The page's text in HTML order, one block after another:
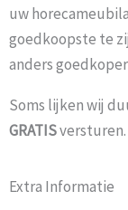
uw
goedkoopste te
anders
Soms lijken wij
GRATISversturen.
Extra Informatie